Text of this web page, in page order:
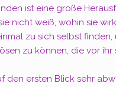
ist eine große
nicht weiß, wohin sie
zu sich selbst finden,
zu können, die vor ihr
den ersten Blick sehr